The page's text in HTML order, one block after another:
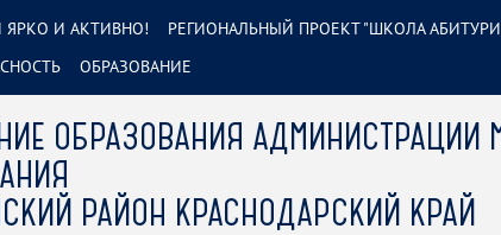
ОБРАЗОВАНИЯ АДМИНИСТРАЦИИ
РАЙОН КРАСНОДАРСКИЙ КРАЙ
ЯРКО И АКТИВНО! РЕГИОНАЛЬНЫЙ ПРОЕКТ "ШКОЛА
ОБРАЗОВАНИЕ